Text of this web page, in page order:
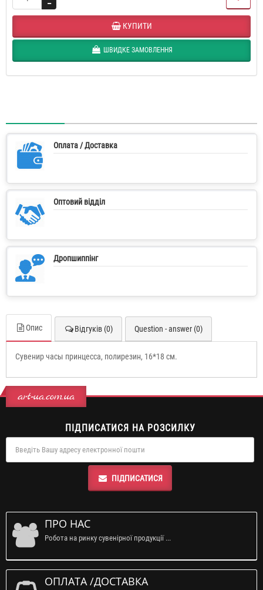
КУПИТИ
ШВИДКЕ ЗАМОВЛЕННЯ
Оплата / Доставка
Оптовий відділ
Дропшиппінг
Опис Відгуків (0) Question - answer (0)
Сувенир часы принцесса, полирезин, 16*18 см.
art-ua.com.ua
ПІДПИСАТИСЯ НА РОЗСИЛКУ
ПІДПИСАТИСЯ
ПРО НАС
Робота на ринку сувенірної продукції ...
ОПЛАТА /ДОСТАВКА